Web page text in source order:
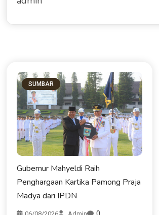
SUMBAR
Gubernur Mahyeldi Raih
Penghargaan Kartika Pamong Praja
Madya dari IPDN